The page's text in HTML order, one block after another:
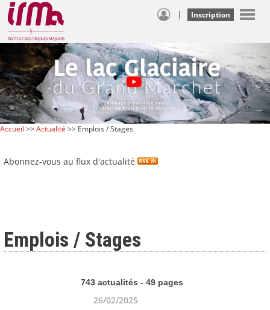
| Inscription
Accueil >>Actualité >> Emplois / Stages
Abonnez-vous au flux d'actualité
Emplois / Stages
743 actualités - 49 pages
26/02/2025